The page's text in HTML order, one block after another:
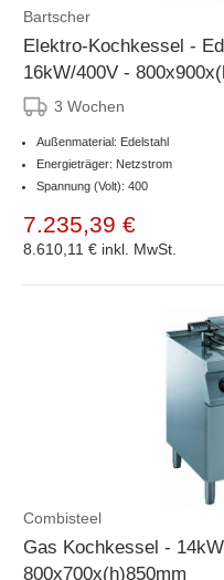
Bartscher
Elektro-Kochkessel -
16kW/400V -
3 Wochen
Außenmaterial: Edelstahl
Energieträger: Netzstrom
Spannung (Volt): 400
7.235,39 €
8.610,11 € inkl. MwSt.
Combisteel
Gas Kochkessel -
800x700x(h)850mm